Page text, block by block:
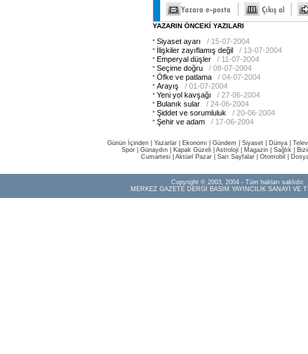
YAZARIN ÖNCEKİ YAZILARI
Siyaset ayarı
/ 15-07-2004
İlişkiler zayıflamış değil
/ 13-07-2004
Emperyal düşler
/ 11-07-2004
Seçime doğru
/ 08-07-2004
Öfke ve patlama
/ 04-07-2004
Arayış
/ 01-07-2004
Yeni yol kavşağı
/ 27-06-2004
Bulanık sular
/ 24-06-2004
Şiddet ve sorumluluk
/ 20-06-2004
Şehir ve adam
/ 17-06-2004
Günün İçinden Yazarlar Ekonomi Gündem Siyaset Dünya |
Spor
Günaydın Kapak Güzeli Astroloji Magazin Sağlık
Cumartesi| Aktüel Pazar| Sarı Sayfalar| Otomobil
Copyright © 2003, 2004 - Tüm hakları saklıdır.
MERKEZ GAZETE DERGİ BASIM YAYINCILIK SANAYİ VE